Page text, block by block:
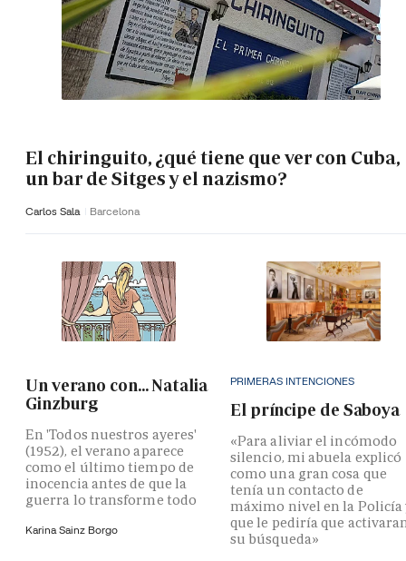
El chiringuito, ¿qué tiene que ver con Cuba,
un bar de Sitges y el nazismo?
Carlos Sala Barcelona
Un verano con... Natalia
Ginzburg
En 'Todos nuestros ayeres'
(1952), el verano aparece
como el último tiempo de
inocencia antes de que la
guerra lo transforme todo
Karina Sainz Borgo
PRIMERAS INTENCIONES
El príncipe de Saboya
«Para aliviar el incómodo
silencio, mi abuela explicó
como una gran cosa que
tenía un contacto de
máximo nivel en la Policía
que le pediría que
su búsqueda»